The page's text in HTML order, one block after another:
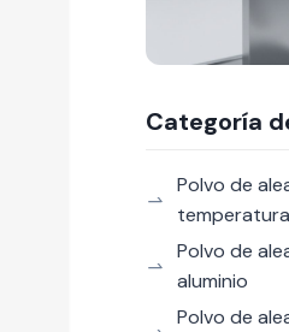
Categoría
Polvo de
temperatura
Polvo de
aluminio
Polvo de